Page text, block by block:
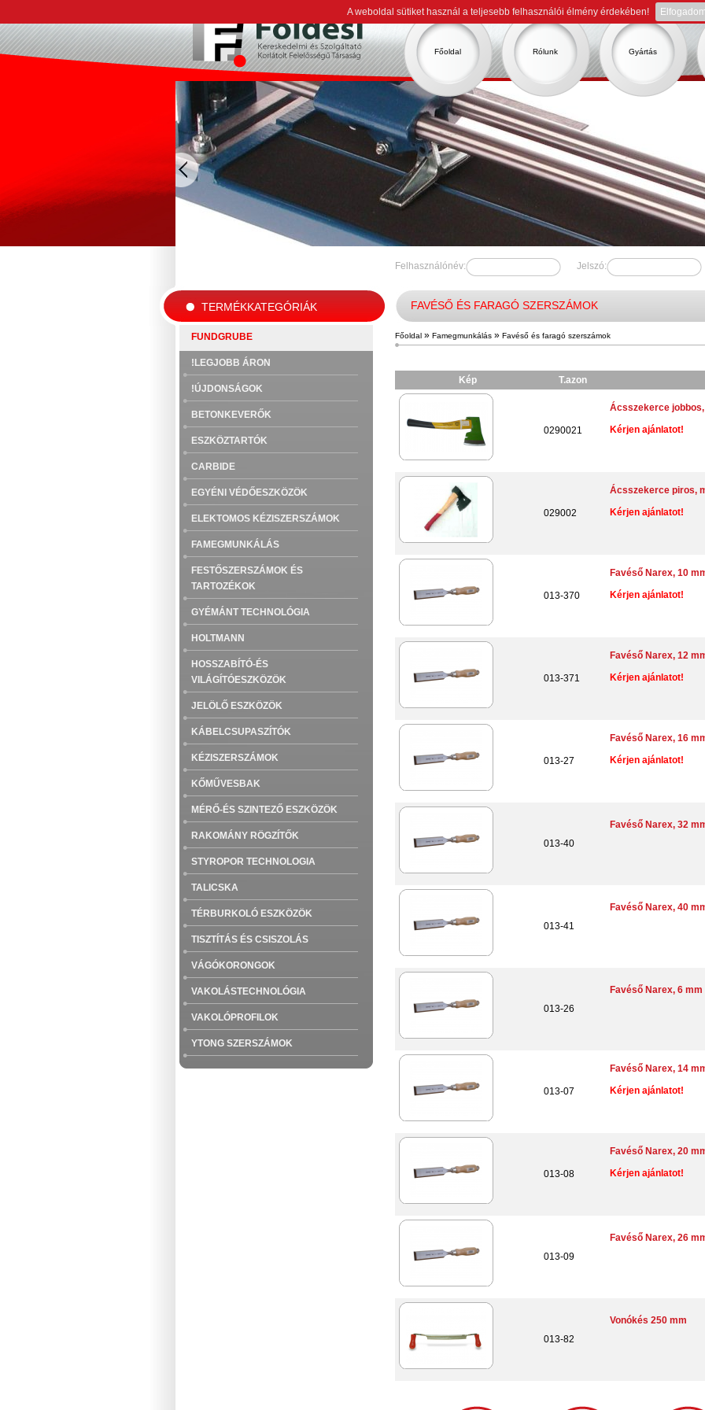
A weboldal sütiket használ a teljesebb felhasználói élmény érdekében! Elfogadom
Főoldal Rólunk Gyártás
FUNDGRUBE
!LEGJOBB ÁRON
!ÚJDONSÁGOK
BETONKEVERŐK
ESZKÖZTARTÓK
CARBIDE
EGYÉNI VÉDŐESZKÖZÖK
ELEKTOMOS KÉZISZERSZÁMOK
FAMEGMUNKÁLÁS
FESTŐSZERSZÁMOK ÉS
TARTOZÉKOK
GYÉMÁNT TECHNOLÓGIA
HOLTMANN
HOSSZABÍTÓ-ÉS
VILÁGÍTÓESZKÖZÖK
JELÖLŐ ESZKÖZÖK
KÁBELCSUPASZÍTÓK
KÉZISZERSZÁMOK
KŐMŰVESBAK
MÉRŐ-ÉS SZINTEZŐ ESZKÖZÖK
RAKOMÁNY RÖGZÍTŐK
STYROPOR TECHNOLOGIA
TALICSKA
TÉRBURKOLÓ ESZKÖZÖK
TISZTÍTÁS ÉS CSISZOLÁS
VÁGÓKORONGOK
VAKOLÁSTECHNOLÓGIA
VAKOLÓPROFILOK
YTONG SZERSZÁMOK
TERMÉKKATEGÓRIÁK
Felhasználónév: Jelszó:
FAVÉSŐ ÉS FARAGÓ SZERSZÁMOK
Főoldal » Famegmunkálás » Favéső és faragó szerszámok
Kép T.azon
0290021
Ácsszekerce
Kérjen ajánlatot!
029002
Ácsszekerce piros,
Kérjen ajánlatot!
013-370
Favéső Narex, 10
Kérjen ajánlatot!
013-371
Favéső Narex, 12
Kérjen ajánlatot!
013-27
Favéső Narex, 16
Kérjen ajánlatot!
013-40
Favéső Narex, 32
013-41
Favéső Narex, 40
013-26
Favéső Narex, 6 mm
013-07
Favéső Narex, 14
Kérjen ajánlatot!
013-08
Favéső Narex, 20
Kérjen ajánlatot!
013-09
Favéső Narex, 26
013-82
Vonókés 250 mm